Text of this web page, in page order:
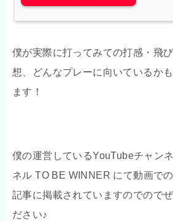
僕が実際に打ってみての打感・飛
想、どんなプレーに向いているか
ます！
僕の運営しているYouTubeチャン
ネル TO BE WINNER にて動画で
記事に掲載されていますのでので
ださい♪